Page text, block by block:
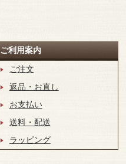
ご利用案内
ご注文
返品・お直し
お支払い
送料・配送
ラッピング